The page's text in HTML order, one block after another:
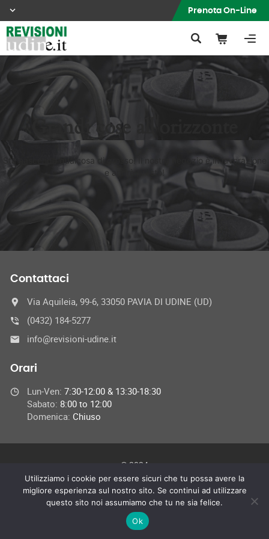
Prenota On-Line
Grandi cose all'orizzonte
Sta nascendo qualcosa di grosso! Il nostro negozio è in lavorazione
e aprirà presto!
Contattaci
Via Aquileia, 99-6, 33050 PAVIA DI UDINE (UD)
(0432) 184-5277
info@revisioni-udine.it
Orari
Lun-Ven: 7:30-12:00 & 13:30-18:30
Sabato: 8:00 to 12:00
Domenica: Chiuso
© 2024
Tutti i diritti riservati Revisioni-Udine.it
Utilizziamo i cookie per essere sicuri che tu possa avere la
migliore esperienza sul nostro sito. Se continui ad utilizzare
questo sito noi assumiamo che tu ne sia felice.
Ok